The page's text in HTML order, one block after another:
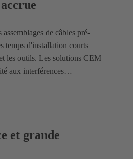
de câbles pré-
temps d'installation courts
les outils. Les solutions CEM
aux interférences
et grande